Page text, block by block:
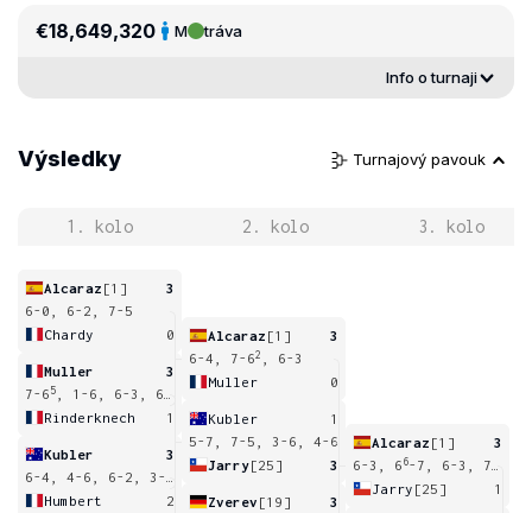
€18,649,320 M tráva
Info o turnaji
Výsledky Turnajový pavouk
1. kolo 2. kolo 3. kolo
Alcaraz [1]
3
6-0, 6-2, 7-5
Chardy
0
Muller
3
7-6 5
, 1-6, 6-3, 6-4
Rinderknech
1
Kubler
3
Humbert
2
Alcaraz [1]
3
6-4, 7-62
, 6-3
Muller
0
Kubler
1
5-7, 7-5, 3-6, 4-6
Jarry[25] 3
Zverev [19]
3
Alcaraz [1]
3
6-3, 6 6-7, 6-3, 7-5
Jarry [25] 1